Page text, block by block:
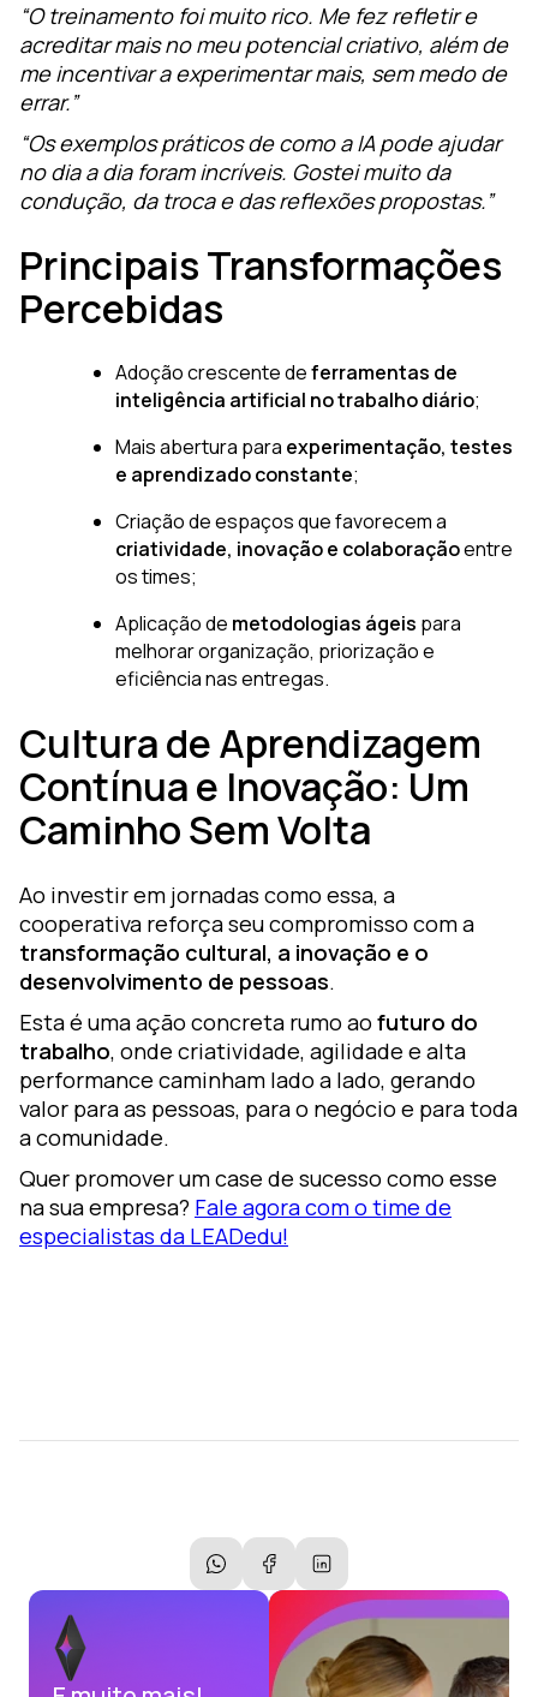
“O treinamento foi muito rico. Me fez refletir e
acreditar mais no meu potencial criativo, além de
me incentivar a experimentar mais, sem medo de
errar.”
“Os exemplos práticos de como a IA pode ajudar
no dia a dia foram incríveis. Gostei muito da
condução, da troca e das reflexões propostas.”
Principais Transformações
Percebidas
Adoção crescente deferramentas de
inteligência artificial no trabalho diário;
Mais abertura para experimentação, testes
e aprendizado constante;
Criação de espaços que favorecem a
criatividade, inovação e colaboraçãoentre
os times;
Aplicação de metodologias ágeis para
melhorar organização, priorização e
eficiência nas entregas.
Cultura de Aprendizagem
Contínua e Inovação: Um
Caminho Sem Volta
Ao investir em jornadas como essa, a
cooperativa reforça seu compromisso com a
transformação cultural, a inovação e o
desenvolvimento de pessoas.
Esta é uma ação concreta rumo ao futuro do
trabalho, onde criatividade, agilidade e alta
performance caminham lado a lado, gerando
valor para as pessoas, para o negócio e para toda
a comunidade.
Quer promover um case de sucesso como esse
na sua empresa? Fale agora com o time de
especialistas da LEADedu!